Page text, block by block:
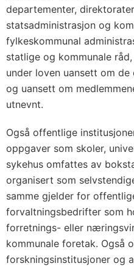
departementer,
statsadministrasjon og
fylkeskommunal
statlige og kommunale
under loven uansett om
og uansett om
utnevnt.
Også offentlige
oppgaver som skoler,
sykehus omfattes av
organisert som
samme gjelder for
forvaltningsbedrifter som
forretnings- eller
kommunale foretak. Også
forskningsinstitusjoner og